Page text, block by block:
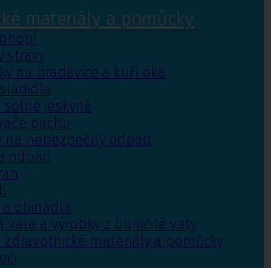
materiály a pomůcky
stravy
na bradavice a kuří oka
solné jeskyně
pachu
na nebezpečný odpad
odpad
a obinadla
vata a výrobky z buničité vaty
materiály a pomůcky